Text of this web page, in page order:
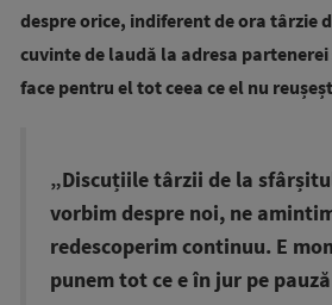
despre orice, indiferent de ora târzie
cuvinte de laudă la adresa
face pentru el tot ceea ce el nu
„Discuțiile târzii de la
vorbim despre noi, ne
redescoperim continuu. E
punem tot ce e în jur pe